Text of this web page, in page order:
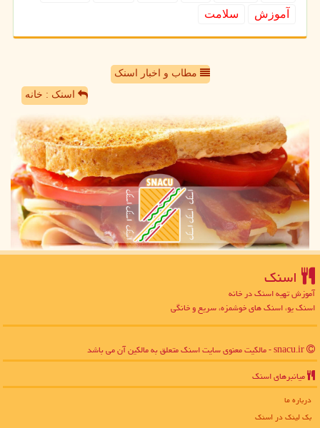
آموزش
سلامت
مطاب و اخبار اسنک
اسنک : خانه
اسنك
آموزش تهیه اسنک در خانه
اسنک یو، اسنک های خوشمزه، سریع و خانگی
میانبرهای اسنك
درباره ما
بک لینک در اسنك